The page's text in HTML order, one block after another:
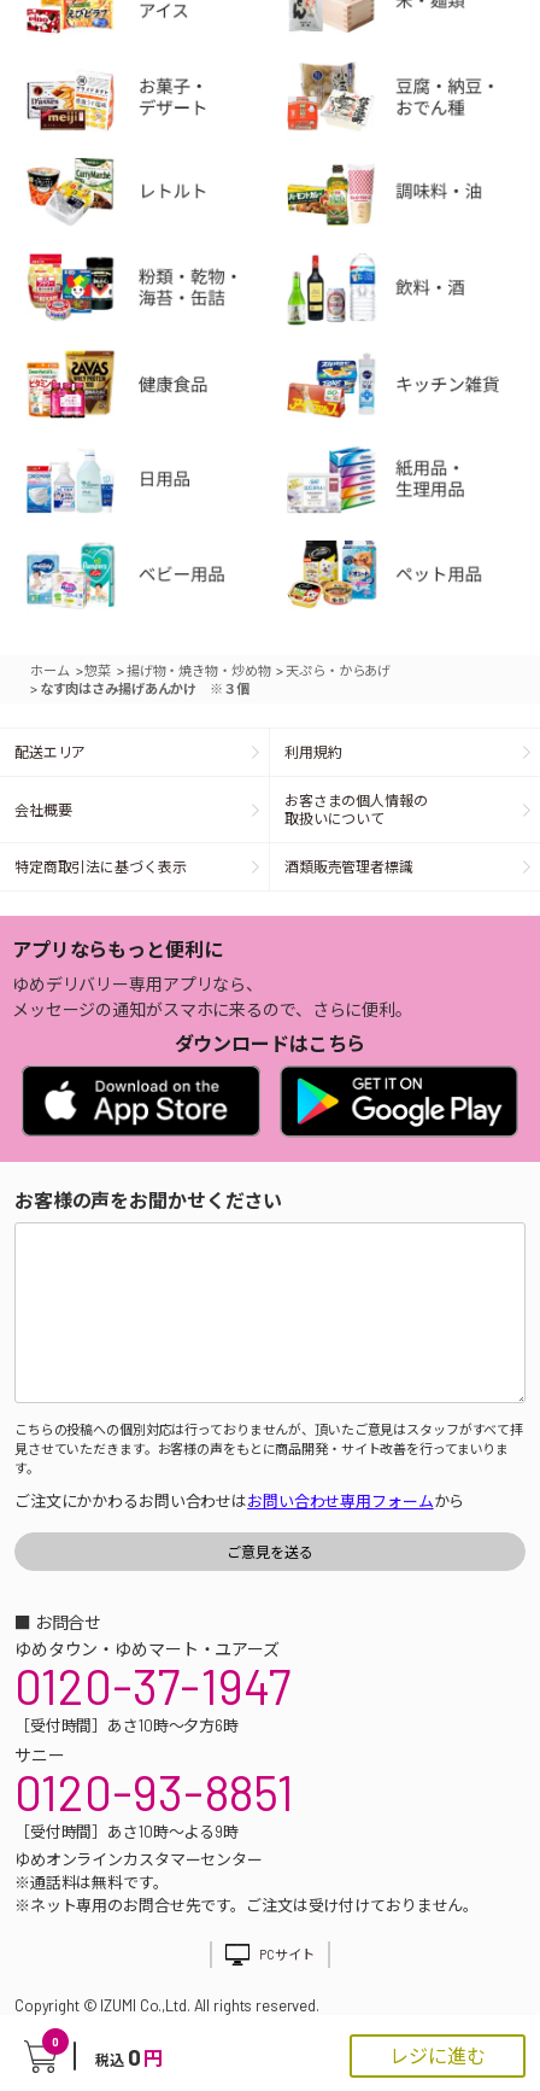
0
税込 0 円 レジに進む
ホーム >惣菜 >揚げ物・焼き物・炒め物 >天ぷら・からあげ
> なす肉はさみ揚げあんかけ ※３個
配送エリア 利用規約
会社概要
お客さまの個人情報の
取扱いについて
特定商取引法に基づく表示 酒類販売管理者標識
アプリならもっと便利に
ゆめデリバリー専用アプリなら、
メッセージの通知がスマホに来るので、さらに便利。
ダウンロードはこちら
お客様の声をお聞かせください
こちらの投稿への個別対応は行っておりませんが、頂いたご意見はスタッフがすべて拝
見させていただきます。お客様の声をもとに商品開発・サイト改善を行ってまいりま
す。
ご注文にかかわるお問い合わせはお問い合わせ専用フォームから
■ お問合せ
ゆめタウン・ゆめマート・ユアーズ
0120-37-1947
［受付時間］あさ10時～夕方6時
サニー
0120-93-8851
［受付時間］あさ10時～よる9時
ゆめオンラインカスタマーセンター
※通話料は無料です。
※ネット専用のお問合せ先です。ご注文は受け付けておりません。
PCサイト
Copyright © IZUMI Co.,Ltd. All rights reserved.